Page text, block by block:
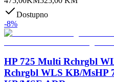
Dostupno
-8%
HP 725 Multi Rchrgbl
Rchrgbl WLS KB/MsHP